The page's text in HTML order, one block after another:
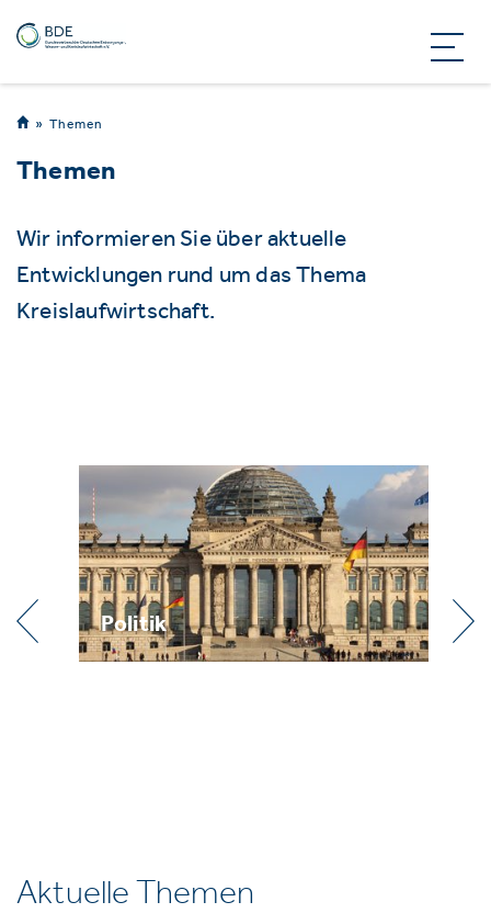
Themen
Themen
Wir informieren Sie über aktuelle
Entwicklungen rund um das Thema
Kreislaufwirtschaft.
Praxis
Aktuelle Themen